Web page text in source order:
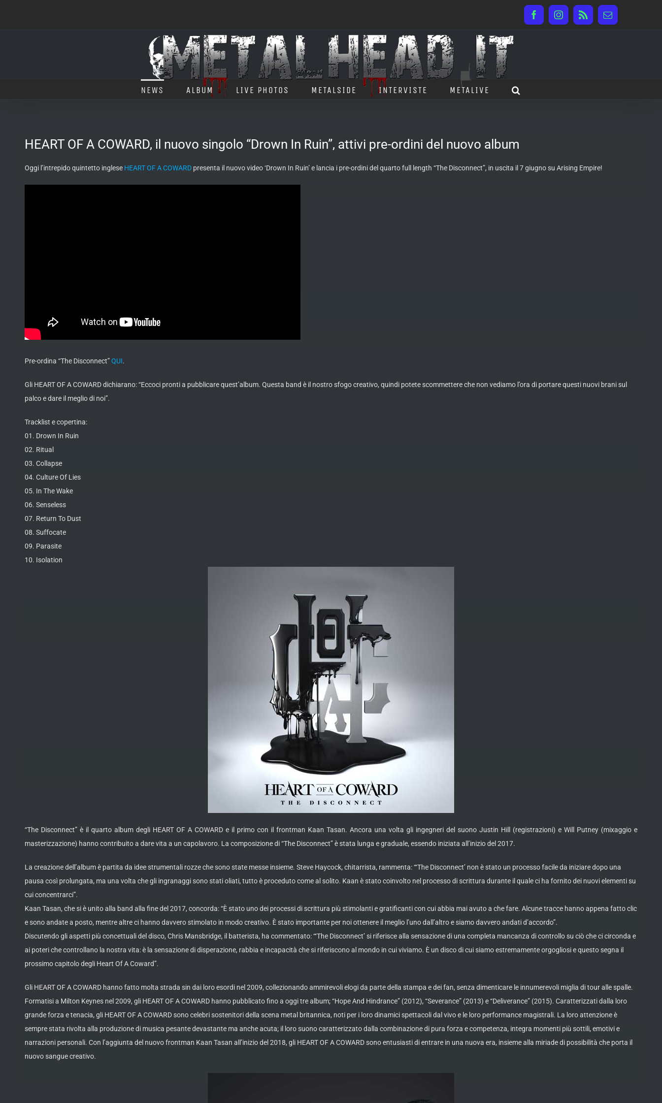
FacebookInstagram
Rss Email
NEWS ALBUM LIVE PHOTOS METALSIDE INTERVISTE METALIVE
HEART OF A COWARD, il nuovo singolo “Drown In Ruin”, attivi pre-ordini del nuovo album
Oggi l’intrepido quintetto inglese HEART OF A COWARD presenta il nuovo video ‘Drown In Ruin’ e lancia i pre-ordini del quarto full length “The Disconnect”, in uscita il 7 giugno su Arising Empire!
Pre-ordina “The Disconnect”QUI.
Gli HEART OF A COWARD dichiarano: “Eccoci pronti a pubblicare quest’album. Questa band è il nostro sfogo creativo, quindi potete scommettere che non vediamo l’ora di portare questi nuovi brani sul
palco e dare il meglio di noi”.
Tracklist e copertina:
01. Drown In Ruin
02. Ritual
03. Collapse
04. Culture Of Lies
05. In The Wake
06. Senseless
07. Return To Dust
08. Suffocate
09. Parasite
10. Isolation
“The Disconnect” è il quarto album degli HEART OF A COWARD e il primo con il frontman Kaan Tasan. Ancora una volta gli ingegneri del suono Justin Hill (registrazioni) e Will Putney (mixaggio e
masterizzazione) hanno contribuito a dare vita a un capolavoro. La composizione di “The Disconnect” è stata lunga e graduale, essendo iniziata all’inizio del 2017.
La creazione dell’album è partita da idee strumentali rozze che sono state messe insieme. Steve Haycock, chitarrista, rammenta: “‘The Disconnect’ non è stato un processo facile da iniziare dopo una
pausa così prolungata, ma una volta che gli ingranaggi sono stati oliati, tutto è proceduto come al solito. Kaan è stato coinvolto nel processo di scrittura durante il quale ci ha fornito dei nuovi elementi su
cui concentrarci”.
Kaan Tasan, che si è unito alla band alla fine del 2017, concorda: “È stato uno dei processi di scrittura più stimolanti e gratificanti con cui abbia mai avuto a che fare. Alcune tracce hanno appena fatto clic
e sono andate a posto, mentre altre ci hanno davvero stimolato in modo creativo. È stato importante per noi ottenere il meglio l’uno dall’altro e siamo davvero andati d’accordo”.
Discutendo gli aspetti più concettuali del disco, Chris Mansbridge, il batterista, ha commentato: “‘The Disconnect’ si riferisce alla sensazione di una completa mancanza di controllo su ciò che ci circonda e
ai poteri che controllano la nostra vita: è la sensazione di disperazione, rabbia e incapacità che si riferiscono al mondo in cui viviamo. È un disco di cui siamo estremamente orgogliosi e questo segna il
prossimo capitolo degli Heart Of A Coward”.
Gli HEART OF A COWARD hanno fatto molta strada sin dai loro esordi nel 2009, collezionando ammirevoli elogi da parte della stampa e dei fan, senza dimenticare le innumerevoli miglia di tour alle spalle.
Formatisi a Milton Keynes nel 2009, gli HEART OF A COWARD hanno pubblicato fino a oggi tre album; “Hope And Hindrance” (2012), “Severance” (2013) e “Deliverance” (2015). Caratterizzati dalla loro
grande forza e tenacia, gli HEART OF A COWARD sono celebri sostenitori della scena metal britannica, noti per i loro dinamici spettacoli dal vivo e le loro performance magistrali. La loro attenzione è
sempre stata rivolta alla produzione di musica pesante devastante ma anche acuta; il loro suono caratterizzato dalla combinazione di pura forza e competenza, integra momenti più sottili, emotivi e
narrazioni personali. Con l’aggiunta del nuovo frontman Kaan Tasan all’inizio del 2018, gli HEART OF A COWARD sono entusiasti di entrare in una nuova era, insieme alla miriade di possibilità che porta il
nuovo sangue creativo.